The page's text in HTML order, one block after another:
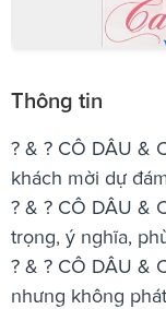
Thông tin
? & ? CÔ DÂU &
khách mời dự
? & ? CÔ DÂU &
trọng, ý nghĩa,
? & ? CÔ DÂU &
nhưng không